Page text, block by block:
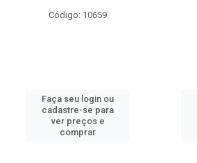
Código: 10659
Faça seu login ou
cadastre-se para
ver preços e
comprar